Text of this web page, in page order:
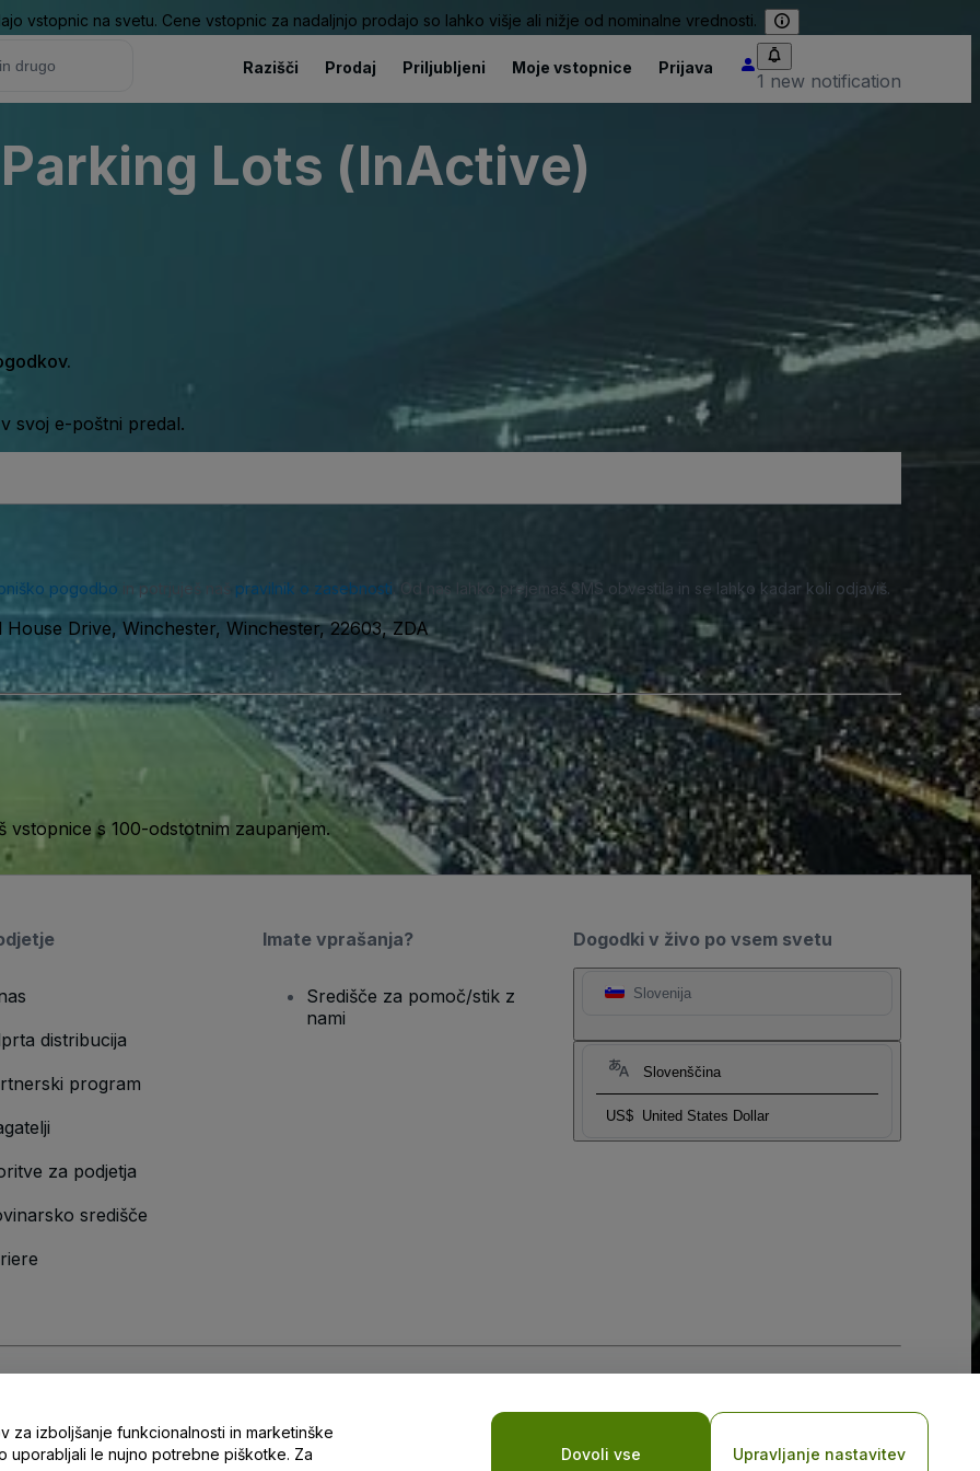
vstopnic na svetu. Cene vstopnic za nadaljnjo prodajo so lahko višje ali nižje od nominalne vrednosti.
Razišči Prodaj Priljubljeni Moje vstopnice Prijava
1 new notification
Lots (InActive)
svoj e-poštni predal.
pogodbo in potrjuješ naš pravilnik o zasebnosti . Od nas lahko prejemaš SMS obvestila in se lahko kadar koli odjaviš.
House Drive, Winchester, Winchester, 22603, ZDA
s 100-odstotnim zaupanjem.
Dogodki v živo po vsem svetu
Slovenija
Slovenščina
US$ United States Dollar
distribucija
program
za podjetja
središče
Imate vprašanja?
Središče za pomoč/stik z
nami
Pravilnik o zasebnosti za mobilne naprave
za izboljšanje funkcionalnosti in marketinške
uporabljali le nujno potrebne piškotke. Za
Dovoli vse Upravljanje nastavitev